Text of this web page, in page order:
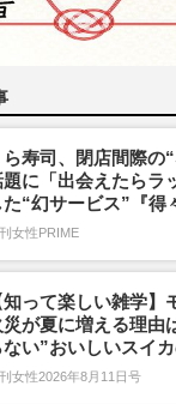
ら寿司、閉店間際の
題に「出会えたらラ
た“幻サービス”『得
女性PRIME
知って楽しい雑学
災が夏に増える理由
ない”おいしいスイ
女性2026年8月11日号